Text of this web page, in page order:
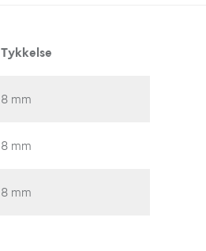
Tykkelse
8 mm
8 mm
8 mm